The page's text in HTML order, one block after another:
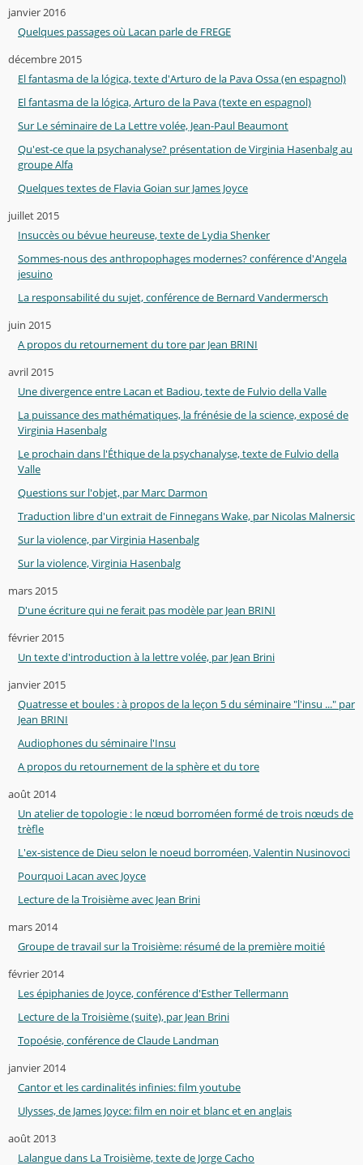
janvier 2016
Quelques passages où Lacan parle de FREGE
décembre 2015
El fantasma de la lógica, texte d'Arturo de la Pava Ossa (en espagnol)
El fantasma de la lógica, Arturo de la Pava (texte en espagnol)
Sur Le séminaire de La Lettre volée, Jean-Paul Beaumont
Qu'est-ce que la psychanalyse? présentation de Virginia Hasenbalg au
groupe Alfa
Quelques textes de Flavia Goian sur James Joyce
juillet 2015
Insuccès ou bévue heureuse, texte de Lydia Shenker
Sommes-nous des anthropophages modernes? conférence d'Angela
jesuino
La responsabilité du sujet, conférence de Bernard Vandermersch
juin 2015
A propos du retournement du tore par Jean BRINI
avril 2015
Une divergence entre Lacan et Badiou, texte de Fulvio della Valle
La puissance des mathématiques, la frénésie de la science, exposé de
Virginia Hasenbalg
Le prochain dans l'Éthique de la psychanalyse, texte de Fulvio della
Valle
Questions sur l'objet, par Marc Darmon
Traduction libre d'un extrait de Finnegans Wake, par Nicolas Malnersic
Sur la violence, par Virginia Hasenbalg
Sur la violence, Virginia Hasenbalg
mars 2015
D'une écriture qui ne ferait pas modèle par Jean BRINI
février 2015
Un texte d'introduction à la lettre volée, par Jean Brini
janvier 2015
Quatresse et boules : à propos de la leçon 5 du séminaire "l'insu ..." par
Jean BRINI
Audiophones du séminaire l'Insu
A propos du retournement de la sphère et du tore
août 2014
Un atelier de topologie : le nœud borroméen formé de trois nœuds de
trèfle
L'ex-sistence de Dieu selon le noeud borroméen, Valentin Nusinovoci
Pourquoi Lacan avec Joyce
Lecture de la Troisième avec Jean Brini
mars 2014
Groupe de travail sur la Troisième: résumé de la première moitié
février 2014
Les épiphanies de Joyce, conférence d'Esther Tellermann
Lecture de la Troisième (suite), par Jean Brini
Topoésie, conférence de Claude Landman
janvier 2014
Cantor et les cardinalités infinies: film youtube
Ulysses, de James Joyce: film en noir et blanc et en anglais
août 2013
Lalangue dans La Troisième, texte de Jorge Cacho